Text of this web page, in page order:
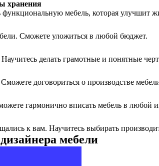
хранения
функциональную мебель, которая улучшит
Сможете уложиться в любой бюджет.
делать грамотные и понятные
договориться о производстве
гармонично вписать мебель в любой
к вам. Научитесь выбирать
мебели